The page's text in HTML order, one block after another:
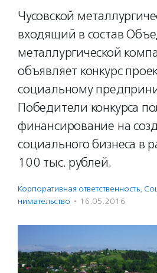
Чусовской
входящий в состав
металлургической
объявляет конкурс
социальному
Победители конкурса
финансирование на
социального бизнеса в
100 тыс. рублей.
Корпоративная ответственность,
нима­тель­ство · 16.05.2016